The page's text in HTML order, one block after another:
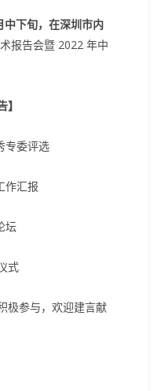
中下旬，在深圳市内
报告会暨 2022 年中
】
专委评选
作汇报
坛
式
极参与，欢迎建言献